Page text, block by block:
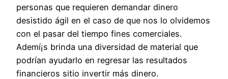
personas que requieren demandar dinero
desistido ágil en el caso de que nos lo olvidemos
con el pasar del tiempo fines comerciales.
Ademí¡s brinda una diversidad de material que
podrían ayudarlo en regresar las resultados
financieros sitio invertir más dinero.